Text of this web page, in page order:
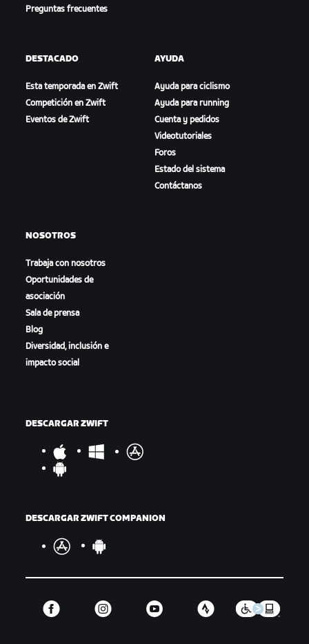
Preguntas frecuentes
DESTACADO
Esta temporada en Zwift
Competición en Zwift
Eventos de Zwift
AYUDA
Ayuda para ciclismo
Ayuda para running
Cuenta y pedidos
Videotutoriales
Foros
Estado del sistema
Contáctanos
NOSOTROS
Trabaja con nosotros
Oportunidades de
asociación
Sala de prensa
Blog
Diversidad, inclusión e
impacto social
DESCARGAR ZWIFT
DESCARGAR ZWIFT COMPANION